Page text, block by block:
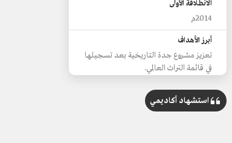
الانطلاقة الأولى
2014م
أبرز الأهداف
تعزيز مشروع جدة التاريخية بعد تسجيلها
في قائمة التراث العالمي.
الإسهام في ربط الماضي العريق بالحاضر.
استشهاد أكاديمي